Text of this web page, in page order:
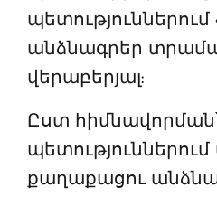
անձնագրեր
վերաբերյալ:
Ըստ
քաղաքացու